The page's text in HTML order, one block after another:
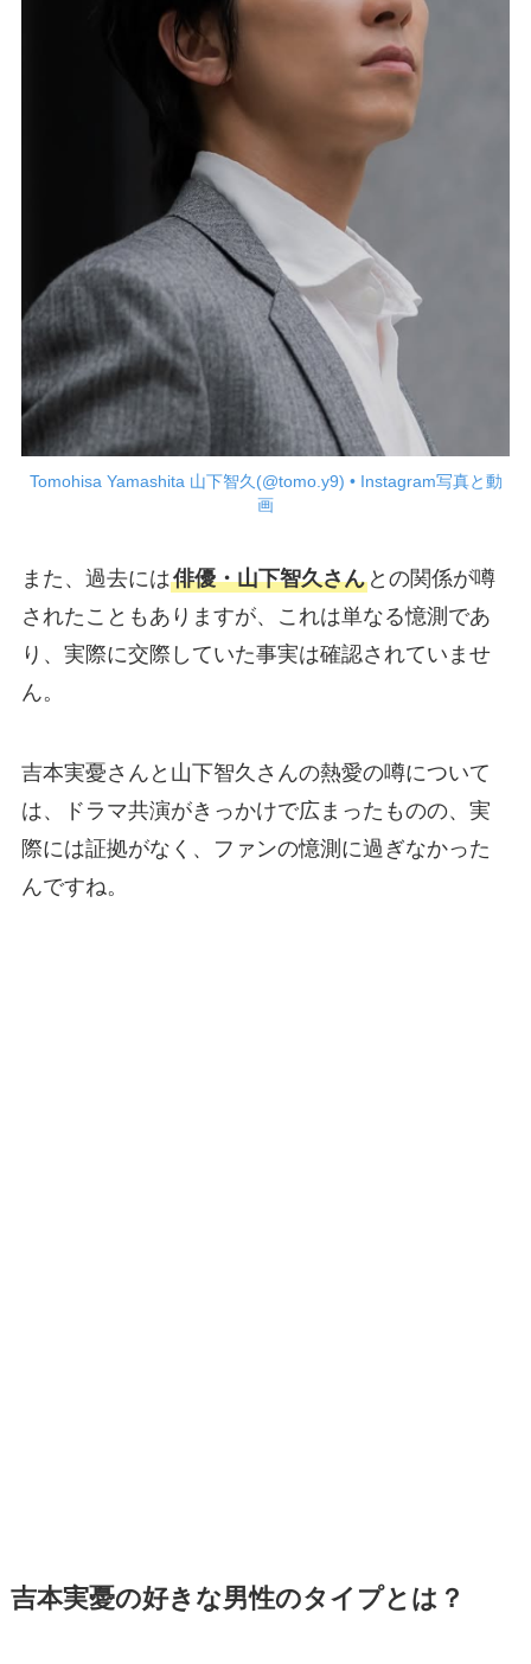
Tomohisa Yamashita 山下智久(@tomo.y9) • Instagram写真と動
画
また、過去には俳優・山下智久さんとの関係が噂
されたこともありますが、これは単なる憶測であ
り、実際に交際していた事実は確認されていませ
ん。
吉本実憂さんと山下智久さんの熱愛の噂について
は、ドラマ共演がきっかけで広まったものの、実
際には証拠がなく、ファンの憶測に過ぎなかった
んですね。
吉本実憂の好きな男性のタイプとは？